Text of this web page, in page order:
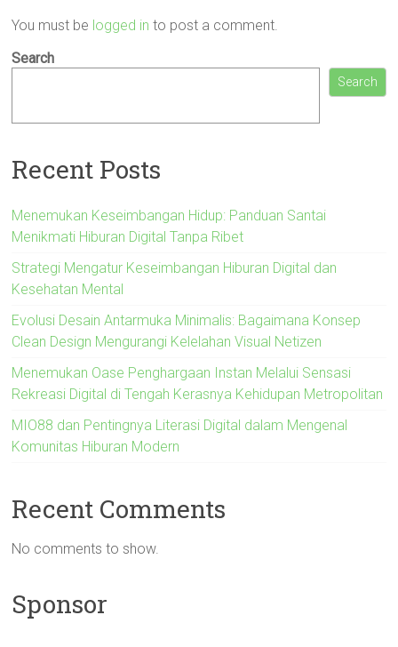
You must be logged in to post a comment.
Search
Search
Recent Posts
Menemukan Keseimbangan Hidup: Panduan Santai
Menikmati Hiburan Digital Tanpa Ribet
Strategi Mengatur Keseimbangan Hiburan Digital dan
Kesehatan Mental
Evolusi Desain Antarmuka Minimalis: Bagaimana Konsep
Clean Design Mengurangi Kelelahan Visual Netizen
Menemukan Oase Penghargaan Instan Melalui Sensasi
Rekreasi Digital di Tengah Kerasnya Kehidupan Metropolitan
MIO88 dan Pentingnya Literasi Digital dalam Mengenal
Komunitas Hiburan Modern
Recent Comments
No comments to show.
Sponsor